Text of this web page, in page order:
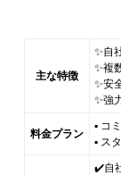
主な特徴
✨自
✨複
✨安
✨強
料金プラン
▪ コ
▪ ス
✔️自